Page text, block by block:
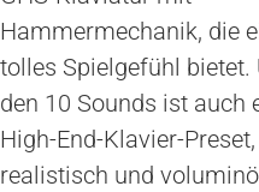
Hammermechanik, die
tolles Spielgefühl bietet.
den 10 Sounds ist auch
High-End-Klavier-
realistisch und